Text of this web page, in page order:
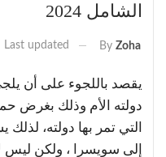
الشامل 2024
By Zoha
Last updated
يقصد باللجوء على أن
دولته الأم وذلك بغرض
التي تمر بها دولته،
إلى سويسرا ، ولكن